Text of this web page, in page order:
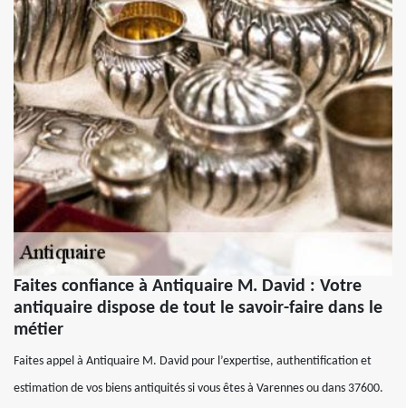
Faites confiance à Antiquaire M. David : Votre
antiquaire dispose de tout le savoir-faire dans le
métier
Faites appel à Antiquaire M. David pour l’expertise, authentification et
estimation de vos biens antiquités si vous êtes à Varennes ou dans 37600.